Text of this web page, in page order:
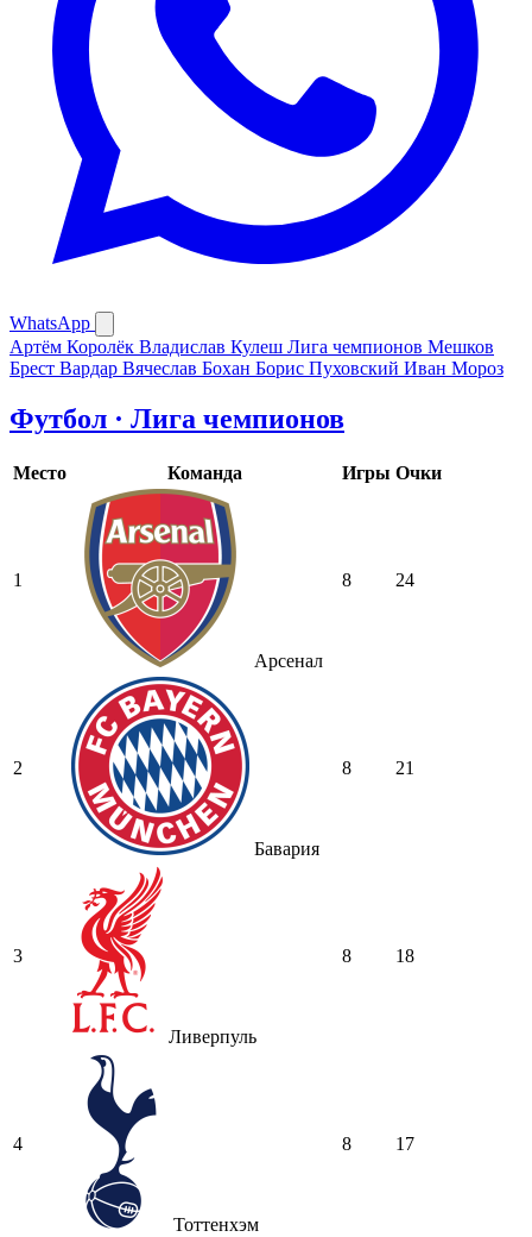
WhatsApp
Артём Королёк Владислав Кулеш Лига чемпионов Мешков
Брест Вардар Вячеслав Бохан Борис Пуховский Иван Мороз
Футбол · Лига чемпионов
Место Команда Игры Очки
1
Арсенал
8 24
2
Бавария
8 21
3
Ливерпуль
8 18
4
Тоттенхэм
8 17